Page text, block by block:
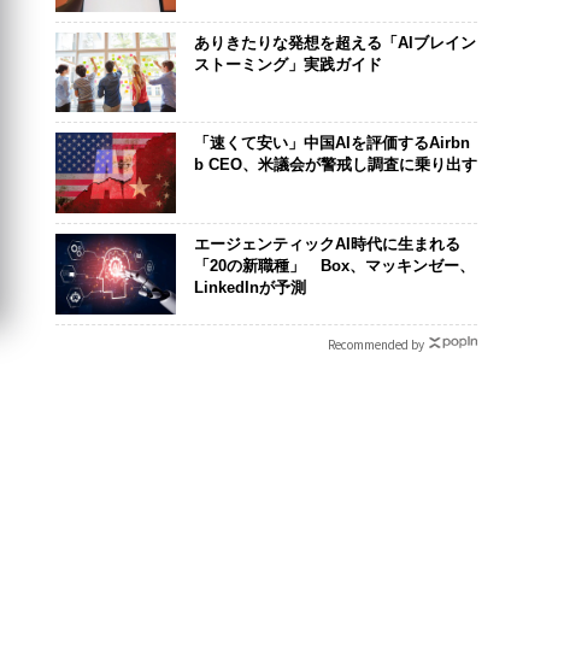
ありきたりな発想を超える「AIブレイン
ストーミング」実践ガイド
「速くて安い」中国AIを評価するAirbn
b CEO、米議会が警戒し調査に乗り出す
エージェンティックAI時代に生まれる
「20の新職種」 Box、マッキンゼー、
LinkedInが予測
Recommended by